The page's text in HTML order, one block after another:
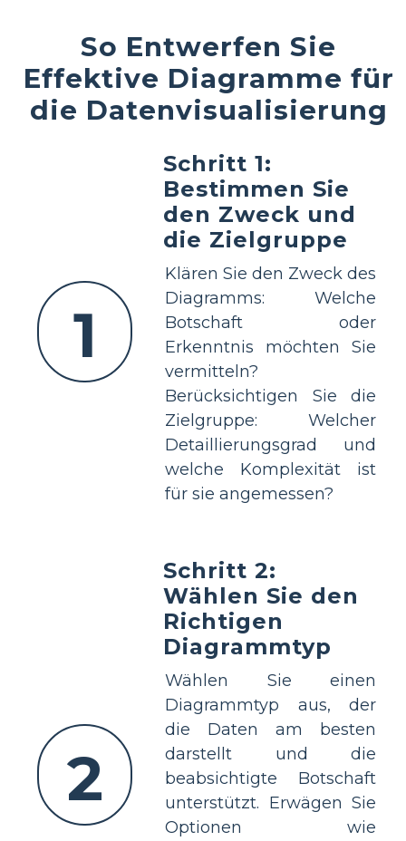
So Entwerfen Sie
Effektive Diagramme für
die Datenvisualisierung
1
Schritt 1:
Bestimmen Sie
den Zweck und
die Zielgruppe
Klären Sie den Zweck des
Diagramms: Welche
Botschaft oder
Erkenntnis möchten Sie
vermitteln?
Berücksichtigen Sie die
Zielgruppe: Welcher
Detaillierungsgrad und
welche Komplexität ist
für sie angemessen?
2
Schritt 2:
Wählen Sie den
Richtigen
Diagrammtyp
Wählen Sie einen
Diagrammtyp aus, der
die Daten am besten
darstellt und die
beabsichtigte Botschaft
unterstützt. Erwägen Sie
Optionen wie